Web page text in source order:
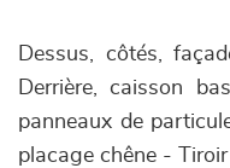
Dessus, côtés,
Derrière, caisson
panneaux de
placage chêne -